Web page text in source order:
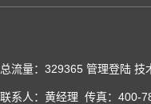
总流量：329365 管理登陆 技
联系人：黄经理 传真：400-